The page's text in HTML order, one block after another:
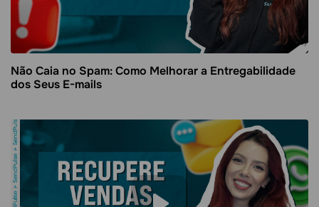
Não Caia no Spam: Como Melhorar a Entregabilidade
dos Seus E-mails